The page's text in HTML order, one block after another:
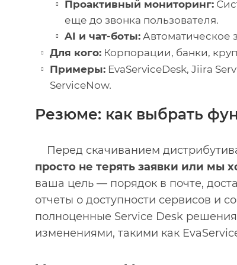
Проактивный мониторинг:
еще до звонка пользователя.
AI и чат-боты: Автоматическое
Для кого: Корпорации, банки,
Примеры: EvaServiceDesk, Jiira
ServiceNow.
Резюме: как выбрать
Перед скачиванием
просто не терять заявки или мы
ваша цель — порядок в почте,
отчеты о доступности сервисов и
полноценные Service Desk
изменениями, такими как